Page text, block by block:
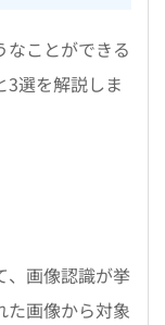
なことができる
3選を解説しま
、画像認識が挙
た画像から対象